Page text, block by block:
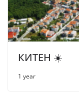
КИТЕН ☀️
1 year